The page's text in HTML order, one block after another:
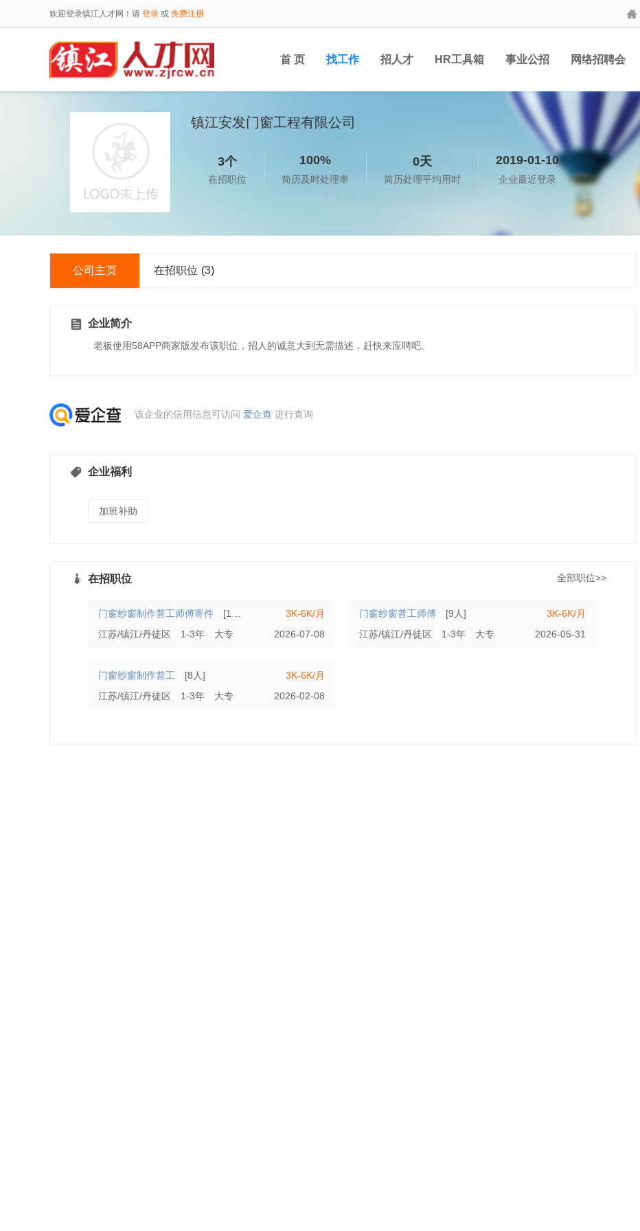
欢迎登录镇江人才网！请 登录 或 免费注册
首 页 找工作 招人才 HR工具箱 事业公招 网络招聘会
镇江安发门窗工程有限公司
3个
在招职位
100%
简历及时处理率
0天
简历处理平均用时
2019-01-10
企业最近登录
公司主页 在招职位 (3)
企业简介
老板使用58APP商家版发布该职位，招人的诚意大到无需描述，赶快来应聘吧。
该企业的信用信息可访问 爱企查 进行查询
企业福利
加班补助
在招职位 全部职位>>
门窗纱窗制作普工师傅寄件 [10人]
3K-6K/月
江苏/镇江/丹徒区
1-3年 大专 2026-07-08
门窗纱窗普工师傅 [9人]
3K-6K/月
江苏/镇江/丹徒区
1-3年 大专 2026-05-31
门窗纱窗制作普工 [8人]
3K-6K/月
江苏/镇江/丹徒区
1-3年 大专 2026-02-08